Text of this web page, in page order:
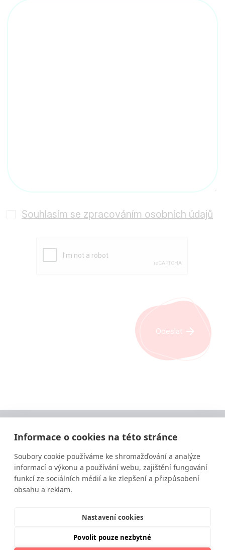
Informace o cookies na této stránce
Soubory cookie používáme ke shromažďování a analýze
informací o výkonu a používání webu, zajištění fungování
funkcí ze sociálních médií a ke zlepšení a přizpůsobení
obsahu a reklam.
Nastavení cookies
Povolit pouze nezbytné
Souhlasím se zpracováním osobních údajů
Odeslat
Vzdělávání ve výživě a zdravém životním stylu